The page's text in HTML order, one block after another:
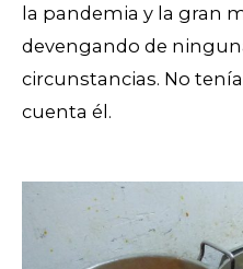
la pandemia y la gran
devengando de
circunstancias. No
cuenta él.